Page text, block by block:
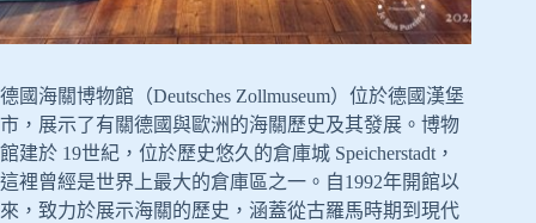
德國海關博物館（Deutsches Zollmuseum）位於德國漢堡
市，展示了有關德國與歐洲的海關歷史及其發展。博物
館建於 19世紀，位於歷史悠久的倉庫城 Speicherstadt，
這裡曾經是世界上最大的倉庫區之一。自1992年開館以
來，致力於展示海關的歷史，涵蓋從古羅馬時期到現代